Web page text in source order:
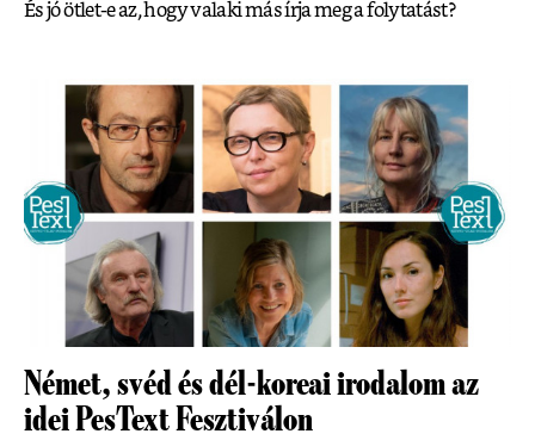
És jó ötlet-e az, hogy valaki más írja meg a folytatást?
Német, svéd és dél-koreai irodalom az
idei PesText Fesztiválon